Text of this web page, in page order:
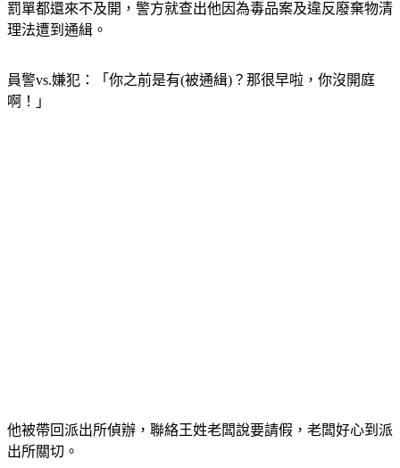
理法遭到通緝。
啊！」
出所關切。